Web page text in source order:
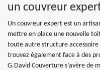
un couvreur
Un couvreur expert est un
mettre en place une nouvelle
toute autre structure accessoire
trouvez également face à des
G.David Couverture s’avère de